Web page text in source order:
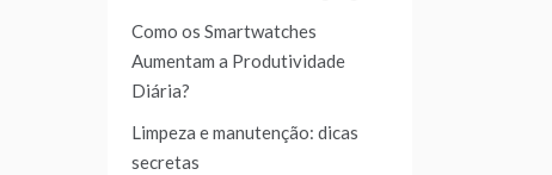
Como os Smartwatches
Aumentam a Produtividade
Diária?
Limpeza e manutenção: dicas
secretas